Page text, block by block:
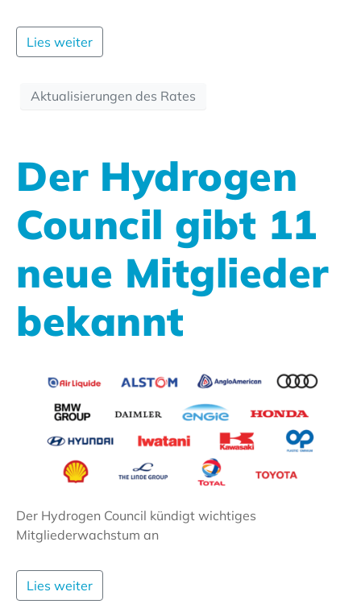
Lies weiter
Aktualisierungen des Rates
Der Hydrogen
Council gibt 11
neue Mitglieder
bekannt
Der Hydrogen Council kündigt wichtiges
Mitgliederwachstum an
Lies weiter